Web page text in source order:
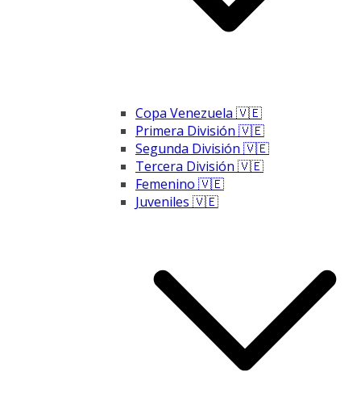
Copa Venezuela 🇻🇪
Primera División 🇻🇪
Segunda División 🇻🇪
Tercera División 🇻🇪
Femenino 🇻🇪
Juveniles 🇻🇪